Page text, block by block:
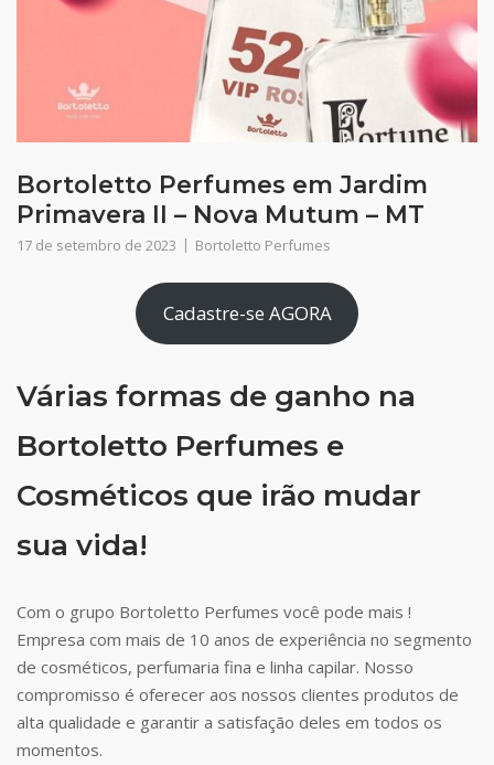
Bortoletto Perfumes em Jardim
Primavera II – Nova Mutum – MT
17 de setembro de 2023 Bortoletto Perfumes
Cadastre-se AGORA
Várias formas de ganho na
Bortoletto Perfumes e
Cosméticos que irão mudar
sua vida!
Com o grupo Bortoletto Perfumes você pode mais !
Empresa com mais de 10 anos de experiência no segmento
de cosméticos, perfumaria fina e linha capilar. Nosso
compromisso é oferecer aos nossos clientes produtos de
alta qualidade e garantir a satisfação deles em todos os
momentos.